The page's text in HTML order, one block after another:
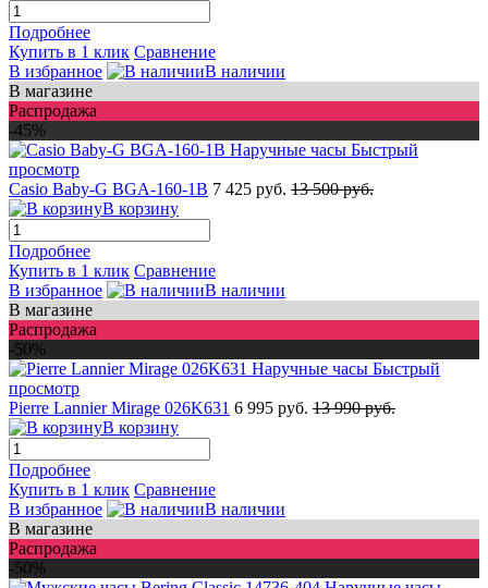
Подробнее
Купить в 1 клик Сравнение
В избранное
В наличии
В магазине
Распродажа
-45%
Быстрый
просмотр
Casio Baby-G BGA-160-1B 7 425 руб. 13 500 руб.
В корзину
Подробнее
Купить в 1 клик Сравнение
В избранное
В наличии
В магазине
Распродажа
-50%
Быстрый
просмотр
Pierre Lannier Mirage 026K631 6 995 руб. 13 990 руб.
В корзину
Подробнее
Купить в 1 клик Сравнение
В избранное
В наличии
В магазине
Распродажа
-50%